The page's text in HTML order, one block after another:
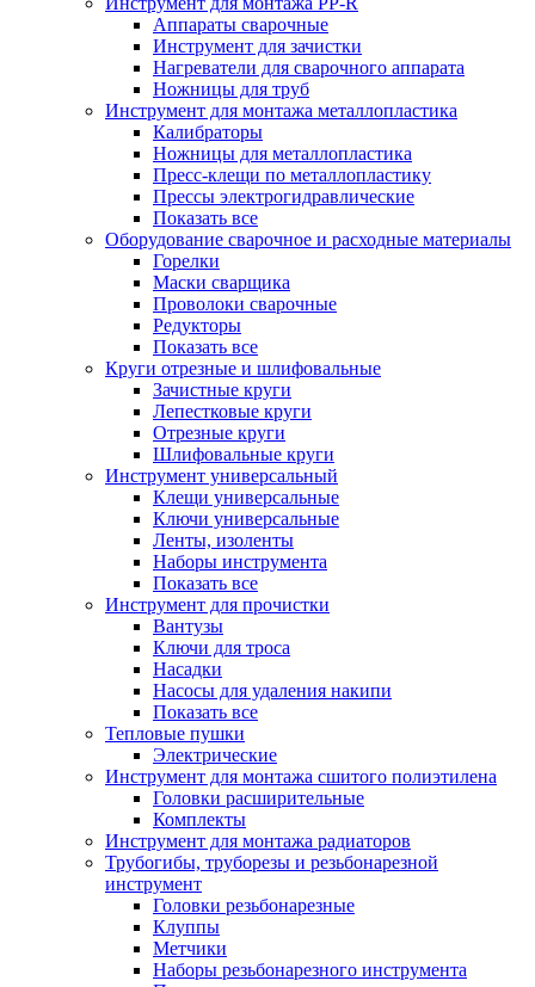
Аппараты сварочные
Инструмент для зачистки
Нагреватели для сварочного аппарата
Ножницы для труб
Инструмент для монтажа металлопластика
Калибраторы
Ножницы для металлопластика
Пресс-клещи по металлопластику
Прессы электрогидравлические
Показать все
Оборудование сварочное и расходные материалы
Горелки
Маски сварщика
Проволоки сварочные
Редукторы
Показать все
Круги отрезные и шлифовальные
Зачистные круги
Лепестковые круги
Отрезные круги
Шлифовальные круги
Инструмент универсальный
Клещи универсальные
Ключи универсальные
Ленты, изоленты
Наборы инструмента
Показать все
Инструмент для прочистки
Вантузы
Ключи для троса
Насадки
Насосы для удаления накипи
Показать все
Тепловые пушки
Электрические
Инструмент для монтажа сшитого полиэтилена
Головки расширительные
Комплекты
Инструмент для монтажа радиаторов
Трубогибы, труборезы и резьбонарезной
инструмент
Головки резьбонарезные
Клуппы
Метчики
Наборы резьбонарезного инструмента